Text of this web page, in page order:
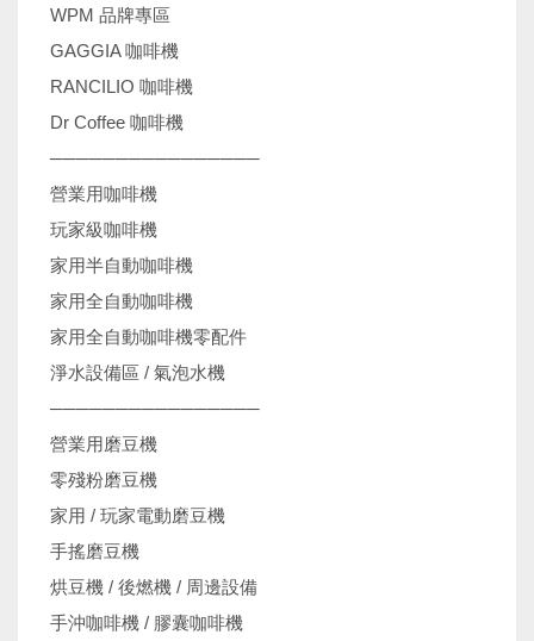
WPM 品牌專區
GAGGIA 咖啡機
RANCILIO 咖啡機
Dr Coffee 咖啡機
────────────────
營業用咖啡機
玩家級咖啡機
家用半自動咖啡機
家用全自動咖啡機
家用全自動咖啡機零配件
淨水設備區 / 氣泡水機
────────────────
營業用磨豆機
零殘粉磨豆機
家用 / 玩家電動磨豆機
手搖磨豆機
烘豆機 / 後燃機 / 周邊設備
手沖咖啡機 / 膠囊咖啡機